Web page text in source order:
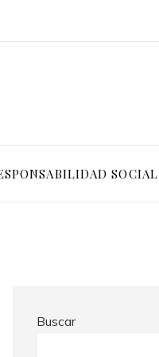
SOCIAL
Buscar